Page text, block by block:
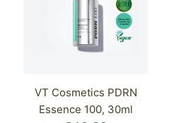
VT Cosmetics PDRN
Essence 100, 30ml